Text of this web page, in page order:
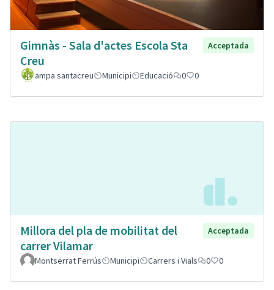
Gimnàs - Sala d'actes Escola Sta
Creu
Acceptada
ampa santacreu Municipi Educació 0 0
Millora del pla de mobilitat del
carrer Vilamar
Acceptada
Montserrat Ferrús Municipi Carrers i Vials 0 0